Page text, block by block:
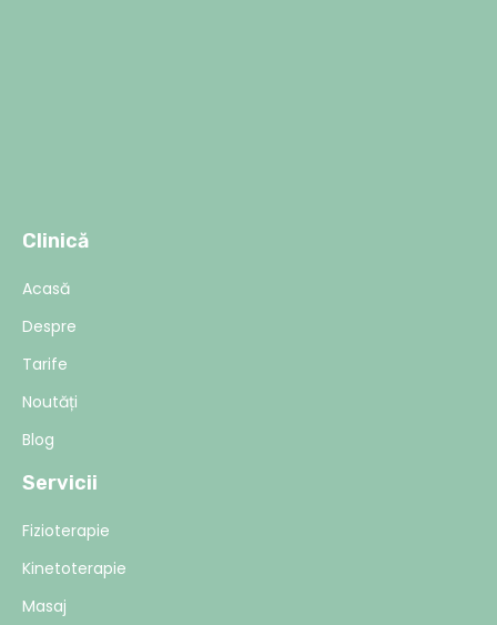
Clinică
Acasă
Despre
Tarife
Noutăți
Blog
Servicii
Fizioterapie
Kinetoterapie
Masaj